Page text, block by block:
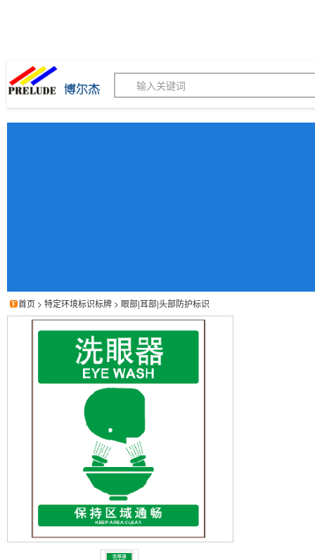
博尔杰PTS - 工业标识解
首页 > 特定环境标识标牌 > 眼部|耳部|头部防护标识
博尔杰 急救标识 洗眼器